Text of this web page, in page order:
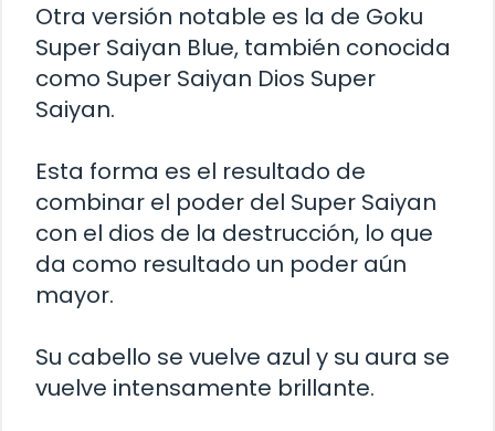
Otra versión notable es la de Goku
Super Saiyan Blue, también conocida
como Super Saiyan Dios Super
Saiyan.
Esta forma es el resultado de
combinar el poder del Super Saiyan
con el dios de la destrucción, lo que
da como resultado un poder aún
mayor.
Su cabello se vuelve azul y su aura se
vuelve intensamente brillante.